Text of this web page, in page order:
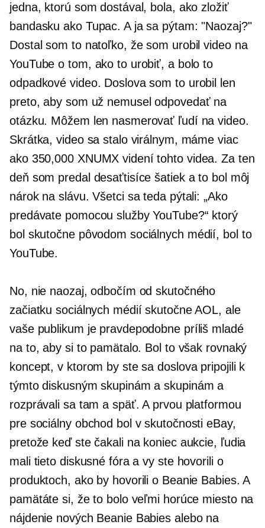
jedna, ktorú som dostával, bola, ako zložiť
bandasku ako Tupac. A ja sa pýtam: "Naozaj?"
Dostal som to natoľko, že som urobil video na
YouTube o tom, ako to urobiť, a bolo to
odpadkové video. Doslova som to urobil len
preto, aby som už nemusel odpovedať na
otázku. Môžem len nasmerovať ľudí na video.
Skrátka, video sa stalo virálnym, máme viac
ako 350,000 XNUMX videní tohto videa. Za ten
deň som predal desaťtisíce šatiek a to bol môj
nárok na slávu. Všetci sa teda pýtali: „Ako
predávate pomocou služby YouTube?“ ktorý
bol skutočne pôvodom sociálnych médií, bol to
YouTube.
No, nie naozaj, odbočím od skutočného
začiatku sociálnych médií skutočne AOL, ale
vaše publikum je pravdepodobne príliš mladé
na to, aby si to pamätalo. Bol to však rovnaký
koncept, v ktorom by ste sa doslova pripojili k
týmto diskusným skupinám a skupinám a
rozprávali sa tam a späť. A prvou platformou
pre sociálny obchod bol v skutočnosti eBay,
pretože keď ste čakali na koniec aukcie, ľudia
mali tieto diskusné fóra a vy ste hovorili o
produktoch, ako by hovorili o Beanie Babies. A
pamätáte si, že to bolo veľmi horúce miesto na
nájdenie nových Beanie Babies alebo na